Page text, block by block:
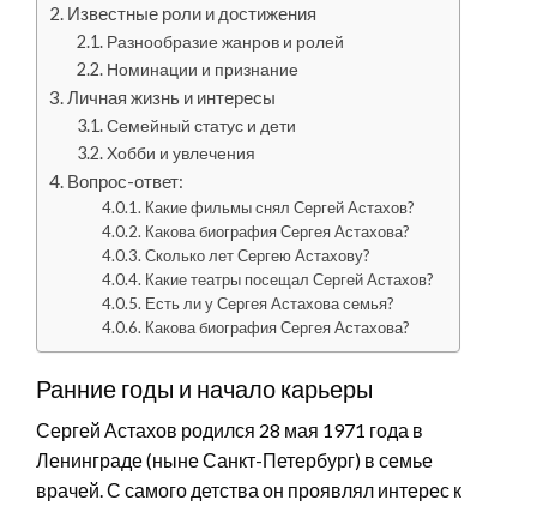
Известные роли и достижения
Разнообразие жанров и ролей
Номинации и признание
Личная жизнь и интересы
Семейный статус и дети
Хобби и увлечения
Вопрос-ответ:
Какие фильмы снял Сергей Астахов?
Какова биография Сергея Астахова?
Сколько лет Сергею Астахову?
Какие театры посещал Сергей Астахов?
Есть ли у Сергея Астахова семья?
Какова биография Сергея Астахова?
Ранние годы и начало карьеры
Сергей Астахов родился 28 мая 1971 года в
Ленинграде (ныне Санкт-Петербург) в семье
врачей. С самого детства он проявлял интерес к